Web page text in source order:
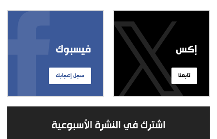
فيسبوك
سجل إعجابك
إكس
تابعنا
اشترك في النشرة الأسبوعية